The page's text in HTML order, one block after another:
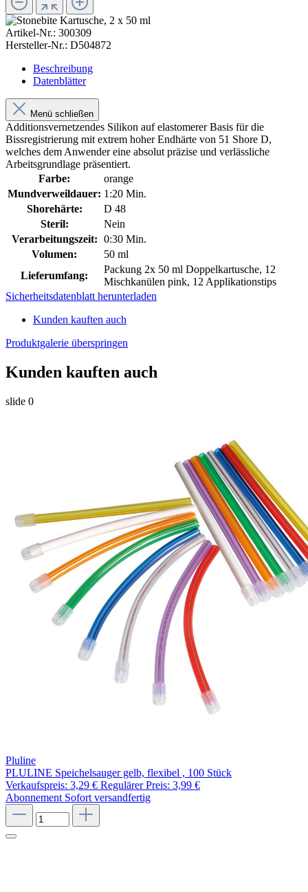
Artikel-Nr.: 300309
Hersteller-Nr.: D504872
Beschreibung
Datenblätter
Menü schließen
Additionsvernetzendes Silikon auf elastomerer Basis für die
Bissregistrierung mit extrem hoher Endhärte von 51 Shore D,
welches dem Anwender eine absolut präzise und verlässliche
Arbeitsgrundlage präsentiert.
Farbe:
orange
Mundverweildauer: 1:20 Min.
Shorehärte:
D 48
Steril:
Nein
Verarbeitungszeit: 0:30 Min.
Volumen:
50 ml
Lieferumfang:
Packung 2x 50 ml Doppelkartusche, 12
Mischkanülen pink, 12 Applikationstips
Sicherheitsdatenblatt herunterladen
Kunden kauften auch
Produktgalerie überspringen
Kunden kauften auch
slide 0
Pluline
PLULINE Speichelsauger gelb, flexibel , 100 Stück
Verkaufspreis: 3,29 € Regulärer Preis: 3,99 €
Abonnement Sofort versandfertig